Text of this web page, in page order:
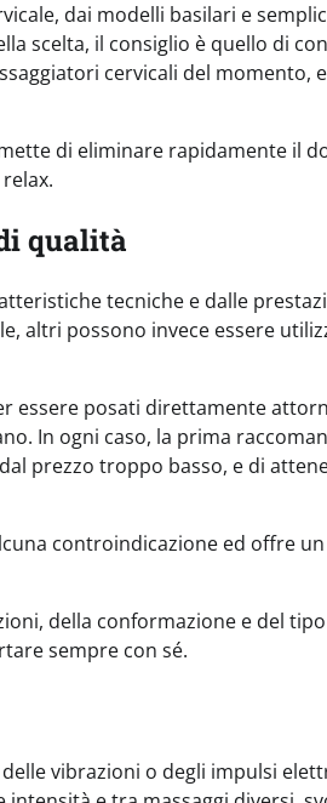
dai modelli basilari e
scelta, il consiglio è quello di
cervicali del momento,
di eliminare rapidamente il
qualità
tecniche e dalle
altri possono invece essere
essere posati direttamente
In ogni caso, la prima
prezzo troppo basso, e di
controindicazione ed offre
della conformazione e del
sempre con sé.
vibrazioni o degli impulsi